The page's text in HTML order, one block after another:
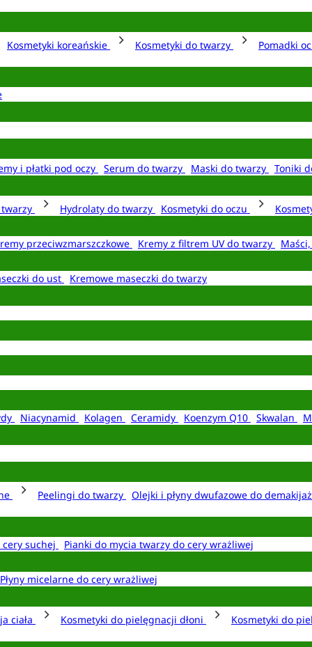
Kosmetyki koreańskie Kosmetyki do twarzy Pomadki
i płatki pod oczy Serum do twarzy Maski do twarzy Toniki
Hydrolaty do twarzy Kosmetyki do oczu
przeciwzmarszczkowe Kremy z filtrem UV do twarzy
do ust Kremowe maseczki do twarzy
Niacynamid Kolagen Ceramidy Koenzym Q10 Skwalan
Peelingi do twarzy Olejki i płyny dwufazowe do
suchej Pianki do mycia twarzy do cery wrażliwej
Płyny micelarne do cery wrażliwej
ciała Kosmetyki do pielęgnacji dłoni Kosmetyki do